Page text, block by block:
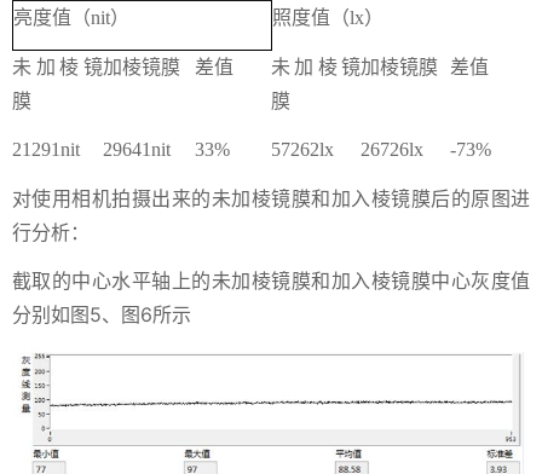
亮度值（nit） 照度值（lx）
未加棱镜
膜
加棱镜膜 差值
未加棱镜
膜
加棱镜膜 差值
21291nit 29641nit 33% 57262lx 26726lx -73%
对使用相机拍摄出来的未加棱镜膜和加入棱镜膜后的原图进
行分析：
截取的中心水平轴上的未加棱镜膜和加入棱镜膜中心灰度值
分别如图5、图6所示